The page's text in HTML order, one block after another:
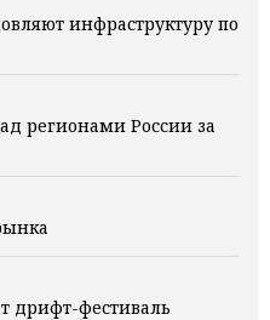
инфраструктуру по
регионами России за
дрифт-фестиваль